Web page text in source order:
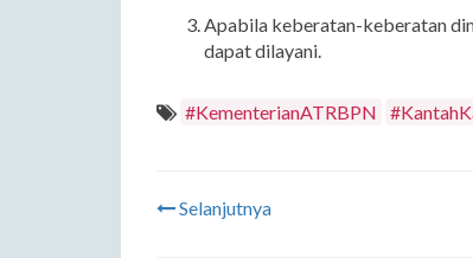
Apabila keberatan-keberatan
dapat dilayani.
#KementerianATRBPN
Selanjutnya